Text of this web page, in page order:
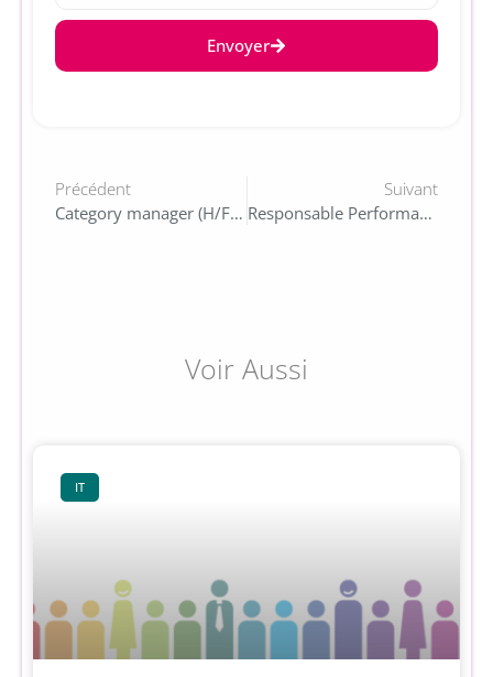
Envoyer
Précédent
Category manager (H/F) – Recruté.e
Suivant
Responsable Performance Marketing Terrain (H/F) – Recruté.e
Voir Aussi
IT